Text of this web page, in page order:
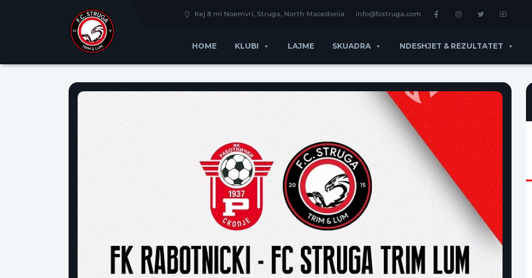
Kej 8 mi Noemvri, Struga, North Macedonia info@fcstruga.com
HOME KLUBI LAJME SKUADRA NDESHJET & REZULTATET